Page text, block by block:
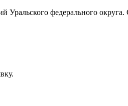
федерального округа.